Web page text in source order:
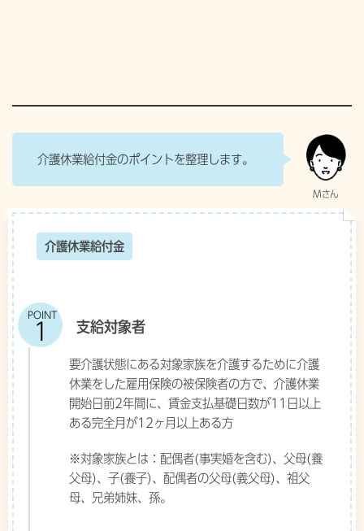
介護休業給付金のポイントを整理します。
介護休業給付金
POINT
支給対象者
要介護状態にある対象家族を介護するために介護
休業をした雇用保険の被保険者の方で、介護休業
開始日前2年間に、賃金支払基礎日数が11日以上
ある完全月が12ヶ月以上ある方
※対象家族とは：配偶者(事実婚を含む)、父母(養
父母)、子(養子)、配偶者の父母(義父母)、祖父
母、兄弟姉妹、孫。